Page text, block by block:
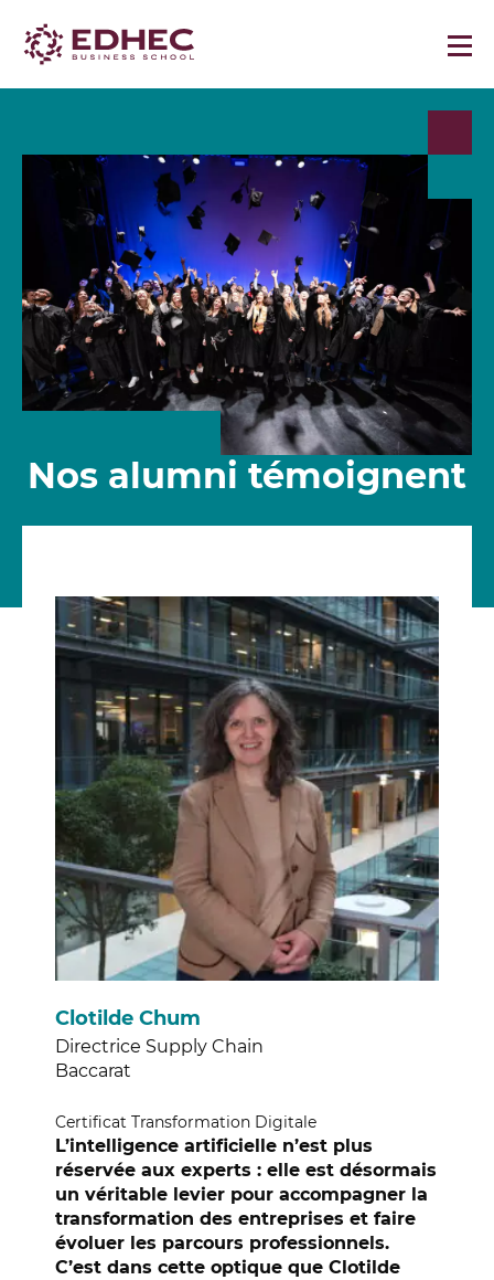
Nos alumni témoignent
Clotilde Chum
Directrice Supply Chain
Baccarat
Certificat Transformation Digitale
L’intelligence artificielle n’est plus
réservée aux experts : elle est désormais
un véritable levier pour accompagner la
transformation des entreprises et faire
évoluer les parcours professionnels.
C’est dans cette optique que Clotilde